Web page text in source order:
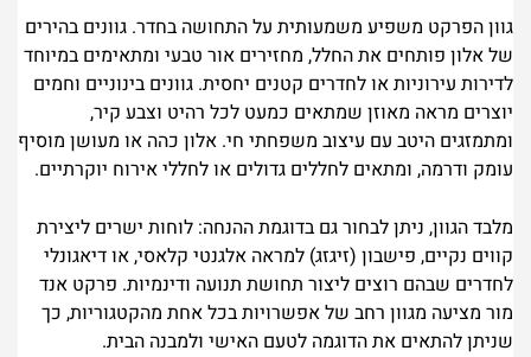
גוון הפרקט משפיע משמעותית על התחושה בחדר. גוונים בהירים
של אלון פותחים את החלל, מחזירים אור טבעי ומתאימים במיוחד
לדירות עירוניות או לחדרים קטנים יחסית. גוונים בינוניים וחמים
יוצרים מראה מאוזן שמתאים כמעט לכל רהיט וצבע קיר,
ומתמזגים היטב עם עיצוב משפחתי חי. אלון כהה או מעושן מוסיף
עומק ודרמה, ומתאים לחללים גדולים או לחללי אירוח יוקרתיים.
מלבד הגוון, ניתן לבחור גם בדוגמת ההנחה: לוחות ישרים ליצירת
קווים נקיים, פישבון (זיגזג) למראה אלגנטי קלאסי, או דיאגונלי
לחדרים שבהם רוצים ליצור תחושת תנועה ודינמיות. פרקט אנד
מור מציעה מגוון רחב של אפשרויות בכל אחת מהקטגוריות, כך
שניתן להתאים את הדוגמה לטעם האישי ולמבנה הבית.